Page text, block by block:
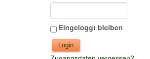
Eingeloggt bleiben